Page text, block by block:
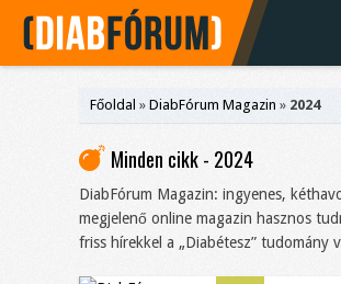
Főoldal » DiabFórum Magazin » 2024
Minden cikk - 2024
DiabFórum Magazin: ingyenes,
megjelenő online magazin hasznos
friss hírekkel a „Diabétesz” tudomány